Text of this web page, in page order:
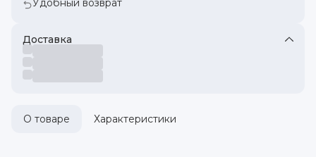
Удобный возврат
Доставка
О товаре Характеристики